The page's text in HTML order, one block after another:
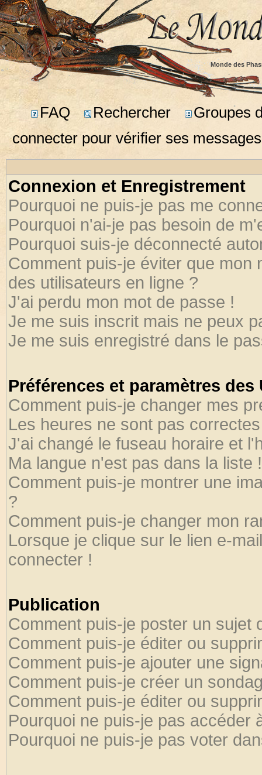
Monde des
FAQ Rechercher
Groupes
connecter pour vérifier ses
Connexion et Enregistrement
Pourquoi ne puis-je pas me
Pourquoi n'ai-je pas besoin de
Pourquoi suis-je déconnecté
Comment puis-je éviter que mon
des utilisateurs en ligne ?
J'ai perdu mon mot de passe !
Je me suis inscrit mais ne peux
Je me suis enregistré dans le
Préférences et paramètres
Comment puis-je changer mes
Les heures ne sont pas
J'ai changé le fuseau horaire et
Ma langue n'est pas dans la liste !
Comment puis-je montrer une
?
Comment puis-je changer mon
Lorsque je clique sur le lien e-
connecter !
Publication
Comment puis-je poster un sujet
Comment puis-je éditer ou
Comment puis-je ajouter une
Comment puis-je créer un
Comment puis-je éditer ou
Pourquoi ne puis-je pas accéder
Pourquoi ne puis-je pas voter